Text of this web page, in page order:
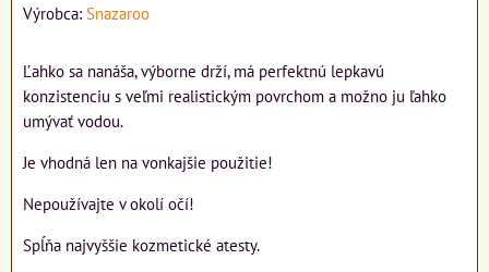
Výrobca: Snazaroo
Ľahko sa nanáša, výborne drží, má perfektnú lepkavú
konzistenciu s veľmi realistickým povrchom a možno ju ľahko
umývať vodou.
Je vhodná len na vonkajšie použitie!
Nepoužívajte v okolí očí!
Spĺňa najvyššie kozmetické atesty.